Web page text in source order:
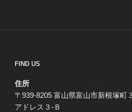
FIND US
住所
〒939-8205 富山県富山市新根塚町
アドレス３-Ｂ